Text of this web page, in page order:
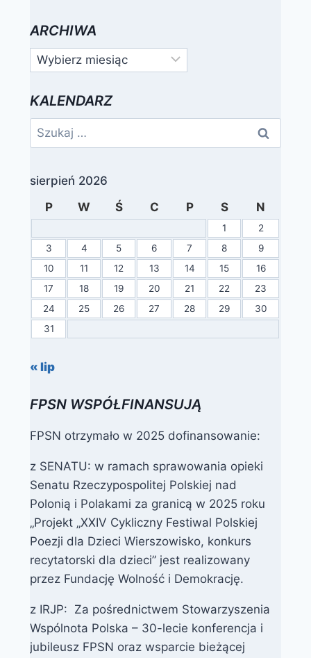
ARCHIWA
Archiwa
KALENDARZ
Szukaj:
sierpień 2026
P
W Ś C P S N
1
2
3
4 5 6 7 8
9
10
11 12 13 14 15
16
17
18 19 20 21 22
23
24
25 26 27 28 29
30
31
« lip
FPSN WSPÓŁFINANSUJĄ
FPSN otrzymało w 2025 dofinansowanie:
z SENATU: w ramach sprawowania opieki
Senatu Rzeczypospolitej Polskiej nad
Polonią i Polakami za granicą w 2025 roku
„Projekt „XXIV Cykliczny Festiwal Polskiej
Poezji dla Dzieci Wierszowisko, konkurs
recytatorski dla dzieci” jest realizowany
przez Fundację Wolność i Demokrację.
z IRJP: Za pośrednictwem Stowarzyszenia
Wspólnota Polska – 30-lecie konferencja i
jubileusz FPSN oraz wsparcie bieżącej